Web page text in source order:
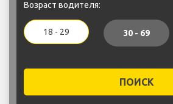
Возраст водителя:
18 - 29 30 - 69
ПОИСК